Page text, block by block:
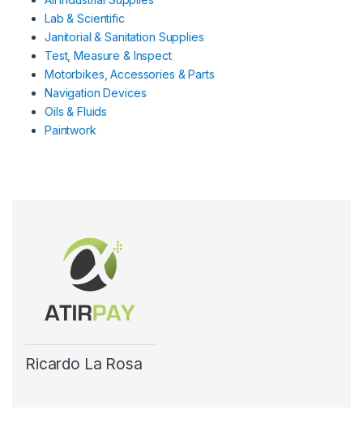
Lab & Scientific
Janitorial & Sanitation Supplies
Test, Measure & Inspect
Motorbikes, Accessories & Parts
Navigation Devices
Oils & Fluids
Paintwork
Ricardo La Rosa